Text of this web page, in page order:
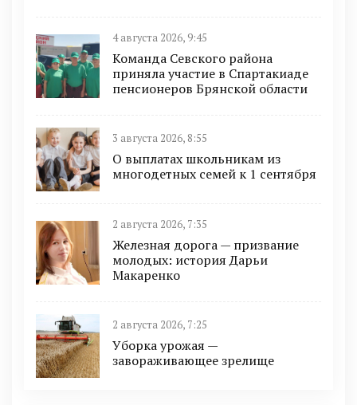
4 августа 2026, 9:45
Команда Севского района
приняла участие в Спартакиаде
пенсионеров Брянской области
3 августа 2026, 8:55
О выплатах школьникам из
многодетных семей к 1 сентября
2 августа 2026, 7:35
Железная дорога — призвание
молодых: история Дарьи
Макаренко
2 августа 2026, 7:25
Уборка урожая —
завораживающее зрелище